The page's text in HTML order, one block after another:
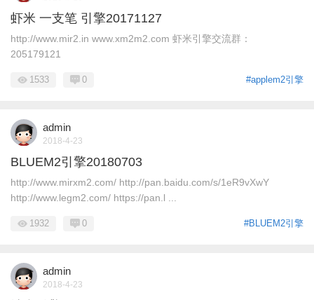
虾米 一支笔 引擎20171127
http://www.mir2.in www.xm2m2.com 虾米引擎交流群：
205179121
#applem2引擎
1533 0
admin
2018-4-23
BLUEM2引擎20180703
http://www.mirxm2.com/ http://pan.baidu.com/s/1eR9vXwY
http://www.legm2.com/ https://pan.l ...
#BLUEM2引擎
1932 0
admin
2018-4-23